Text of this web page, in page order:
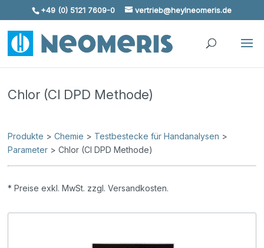
Skip To Content
+49 (0) 5121 7609-0 vertrieb@heylneomeris.de
Chlor (Cl DPD Methode)
Produkte >Chemie > Testbestecke für Handanalysen >
Parameter > Chlor (Cl DPD Methode)
* Preise exkl. MwSt. zzgl. Versandkosten.